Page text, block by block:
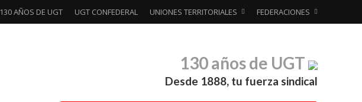
130 AÑOS DE UGT UGT CONFEDERAL UNIONES TERRITORIALES FEDERACIONES
130 años de UGT
Desde 1888, tu fuerza sindical